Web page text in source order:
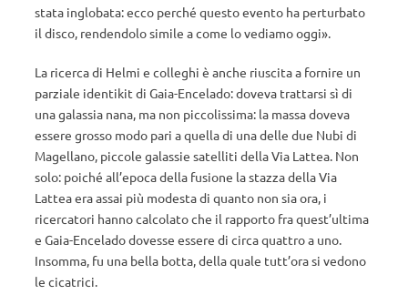
stata inglobata: ecco perché questo evento ha perturbato
il disco, rendendolo simile a come lo vediamo oggi».
La ricerca di Helmi e colleghi è anche riuscita a fornire un
parziale identikit di Gaia-Encelado: doveva trattarsi sì di
una galassia nana, ma non piccolissima: la massa doveva
essere grosso modo pari a quella di una delle due Nubi di
Magellano, piccole galassie satelliti della Via Lattea. Non
solo: poiché all’epoca della fusione la stazza della Via
Lattea era assai più modesta di quanto non sia ora, i
ricercatori hanno calcolato che il rapporto fra quest’ultima
e Gaia-Encelado dovesse essere di circa quattro a uno.
Insomma, fu una bella botta, della quale tutt’ora si vedono
le cicatrici.